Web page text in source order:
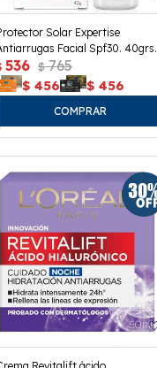
Solar Expertise
Facial Spf30. 40grs.
536 $ 765
$ 456 $ 456